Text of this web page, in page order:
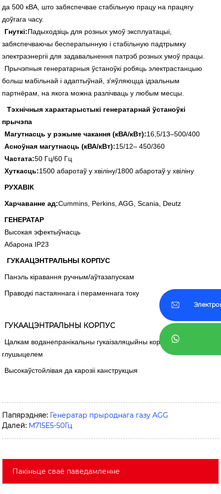
да 500 кВА, што забяспечвае стабільную працу на працягу
доўгага часу.
Гнуткі:Падыходзіць для розных умоў эксплуатацыі,
забяспечваючы бесперапынную і стабільную падтрымку
электраэнергіі для задавальнення патрэб розных умоў працы.
Прычэпныя генератарныя ўстаноўкі робяць электрастанцыю
больш мабільнай і адаптыўнай, з'яўляюцца ідэальным
партнёрам, на якога можна разлічваць у любым месцы.
Тэхнічныя характарыстыкі генератарнай ўстаноўкі
прычэпа
Магутнасць у рэжыме чакання (кВА/кВт):16,5/13–500/400
Асноўная магутнасць (кВА/кВт):15/12– 450/360
Частата:50 Гц/60 Гц
Хуткасць:1500 абаротаў у хвіліну/1800 абаротаў у хвіліну
РУХАВІК
Харчаванне ад:Cummins, Perkins, AGG, Scania, Deutz
ГЕНЕРАТАР
Высокая эфектыўнасць
Абарона IP23
ГУКААЦЭНТРАЛЬНЫ КОРПУС
Панэль кіравання ручным/аўтазапускам
Праводкі пастаяннага і пераменнага току
ГУКААЦЭНТРАЛЬНЫ КОРПУС
Цалкам воданепранікальны гукаізаляцыйны корпус з унутраным
глушыцелем
Высокаўстойлівая да карозіі канструкцыя
Папярэдняе: Генератар прыроднага газу AGG
Далей: M715E5-50Гц
Пакіньце сваё паведамленне